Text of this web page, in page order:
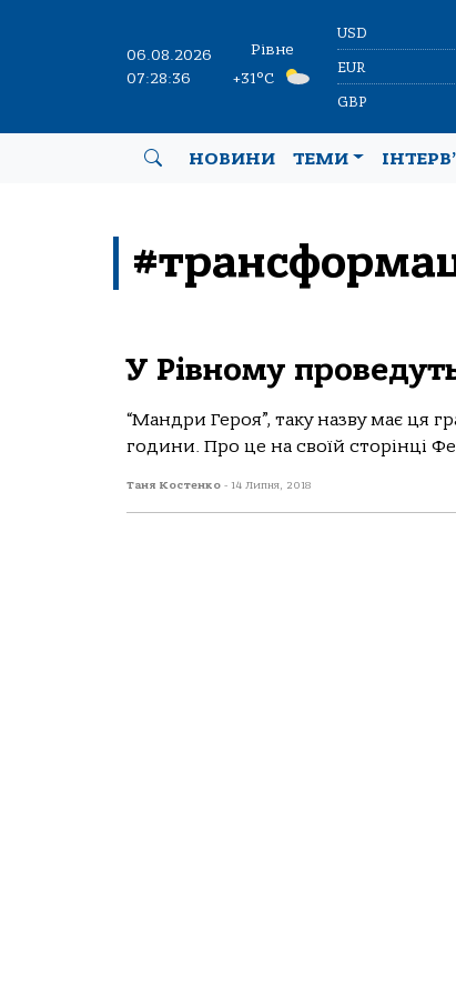
06.08.2026
07:28:36
Рівне
+31°C
USD
EUR
GBP
НОВИНИ ТЕМИ
У Рівному
“Мандри Героя”, таку назву має ця
години. Про це на своїй сторінці
Таня Костенко - 14 Липня, 2018